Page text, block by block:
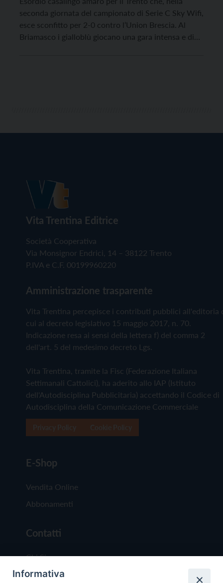
seconda giornata del campionato di Serie C Sky Wifi,
esce sconfitto per 2-0 contro l’Union Brescia. Al
Briamasco i gialloblù giocano una gara intensa e di
Vita Trentina Editrice
Società Cooperativa
Via Monsignor Endrici, 14 – 38122 Trento
P.IVA e C.F. 00199960220
Amministrazione trasparente
Vita Trentina percepisce i contributi pubblici all'editoria
cui al decreto legislativo 15 maggio 2017, n. 70.
Indicazione resa ai sensi della lettera f) del comma 2
dell'art. 5 del medesimo decreto Lgs.
Vita Trentina, tramite la Fisc (Federazione Italiana
Settimanali Cattolici), ha aderito allo IAP (Istituto
dell'Autodisciplina Pubblicitaria) accettando il Codice di
Autodisciplina della Comunicazione Commerciale
E-Shop
Vendita Online
Abbonamenti
Contatti
Chi Siamo
Redazione
Informativa